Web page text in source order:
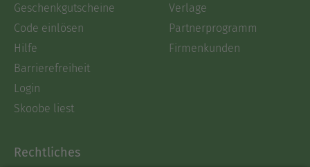
Geschenkgutscheine
Code einlösen
Hilfe
Barrierefreiheit
Login
Skoobe liest
Verlage
Partnerprogramm
Firmenkunden
Rechtliches